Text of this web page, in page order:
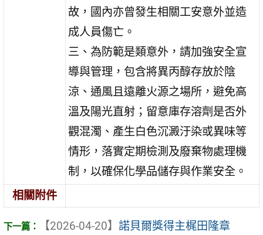
故，國內亦曾發生相關工安意外並造
成人員傷亡。
三、為防範是類意外，請加強安全宣
導與管理，包含將異丙醇存放於陰
涼、通風且遠離火源之場所，避免高
溫及陽光直射；留意庫存溶劑是否外
觀混濁、產生白色沉澱汙染或異味等
情形，落實定期檢測及廢棄物處理機
制，以確保化學品儲存與作業安全。
相關附件
【2026-04-20】 諾貝爾獎得主梶田隆章